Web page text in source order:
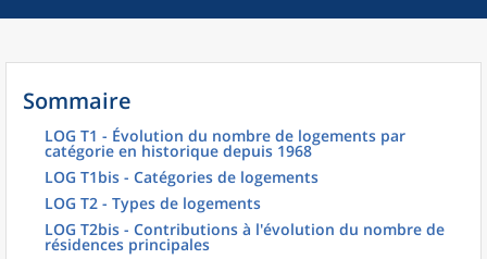
Sommaire
LOG T1 - Évolution du nombre de logements par
catégorie en historique depuis 1968
LOG T1bis - Catégories de logements
LOG T2 - Types de logements
LOG T2bis - Contributions à l'évolution du nombre de
résidences principales